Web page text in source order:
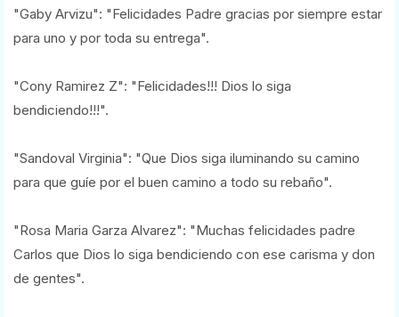
"Gaby Arvizu": "Felicidades Padre gracias por siempre estar
para uno y por toda su entrega".
"Cony Ramirez Z": "Felicidades!!! Dios lo siga
bendiciendo!!!".
"Sandoval Virginia": "Que Dios siga iluminando su camino
para que guíe por el buen camino a todo su rebaño".
"Rosa Maria Garza Alvarez": "Muchas felicidades padre
Carlos que Dios lo siga bendiciendo con ese carisma y don
de gentes".